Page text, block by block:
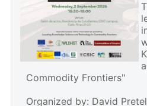
Commodity Frontiers"
Organized by: David